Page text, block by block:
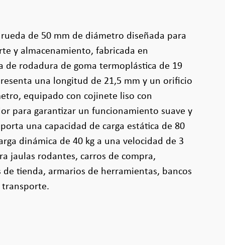
de 50 mm de diámetro diseñada para
y almacenamiento, fabricada en
de rodadura de goma termoplástica de 19
una longitud de 21,5 mm y un orificio
equipado con cojinete liso con
para garantizar un funcionamiento suave y
una capacidad de carga estática de 80
dinámica de 40 kg a una velocidad de 3
jaulas rodantes, carros de compra,
tienda, armarios de herramientas, bancos